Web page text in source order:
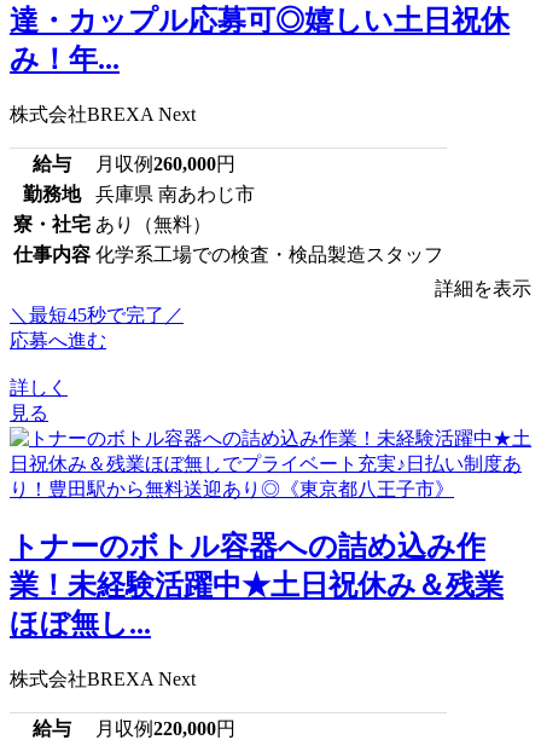
達・カップル応募可◎嬉しい土日祝休
み！年...
株式会社BREXA Next
給与 月収例260,000円
勤務地
兵庫県 南あわじ市
寮・社宅 あり（無料）
仕事内容 化学系工場での検査・検品製造スタッフ
詳細を表示
＼最短45秒で完了／
応募へ進む
詳しく
見る
トナーのボトル容器への詰め込み作
業！未経験活躍中★土日祝休み＆残業
ほぼ無し...
株式会社BREXA Next
給与 月収例220,000円